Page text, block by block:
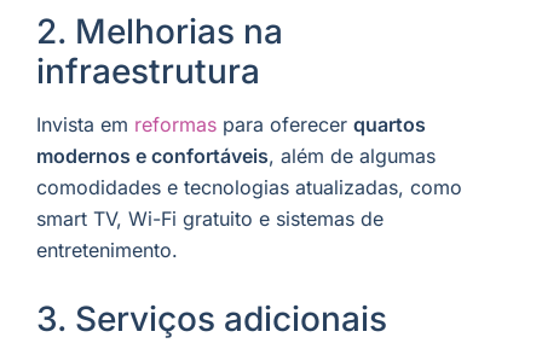
2. Melhorias na
infraestrutura
Invista em reformas para oferecer quartos
modernos e confortáveis, além de algumas
comodidades e tecnologias atualizadas, como
smart TV, Wi-Fi gratuito e sistemas de
entretenimento.
3. Serviços adicionais